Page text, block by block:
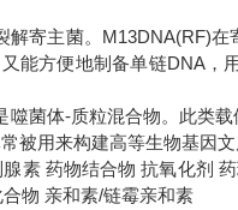
寄主菌。M13DNA(RF)
能方便地制备单链DNA，
菌体-质粒混合物。此类
被用来构建高等生物基因文
素 药物结合物 抗氧化剂
物 亲和素/链霉亲和素